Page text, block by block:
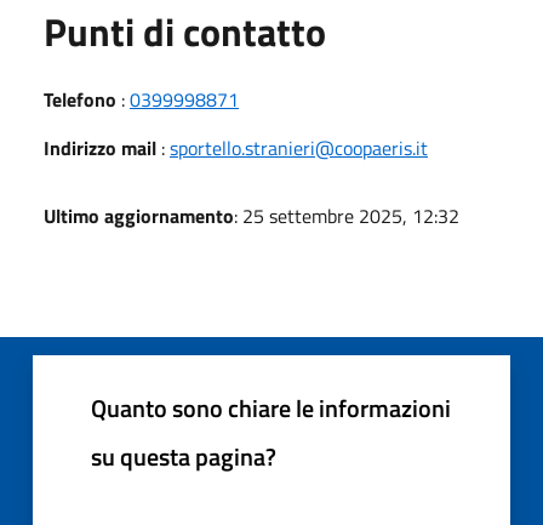
Punti di contatto
Telefono :0399998871
Indirizzo mail :sportello.stranieri@coopaeris.it
Ultimo aggiornamento: 25 settembre 2025, 12:32
Quanto sono chiare le informazioni
su questa pagina?